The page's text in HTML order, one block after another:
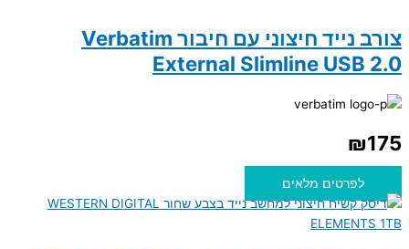
צורב נייד חיצוני עם חיבור Verbatim
External Slimline USB 2.0
₪175
לפרטים מלאים